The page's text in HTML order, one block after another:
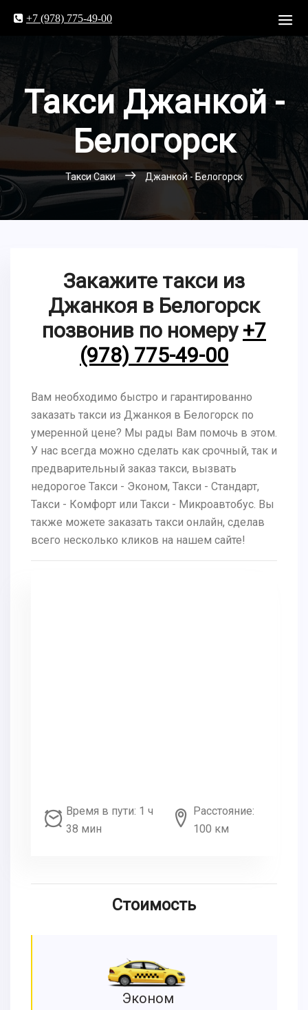
+7 (978) 775-49-00
Такси Джанкой -
Белогорск
Такси Саки Джанкой - Белогорск
Закажите такси из
Джанкоя в Белогорск
позвонив по номеру +7
(978) 775-49-00
Вам необходимо быстро и гарантированно
заказать такси из Джанкоя в Белогорск по
умеренной цене? Мы рады Вам помочь в этом.
У нас всегда можно сделать как срочный, так и
предварительный заказ такси, вызвать
недорогое Такси - Эконом, Такси - Стандарт,
Такси - Комфорт или Такси - Микроавтобус. Вы
также можете заказать такси онлайн, сделав
всего несколько кликов на нашем сайте!
Время в пути: 1 ч
38 мин
Расстояние:
100 км
Стоимость
Эконом